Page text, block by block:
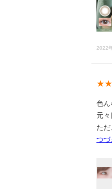
2022
色ん
元
た
つづ